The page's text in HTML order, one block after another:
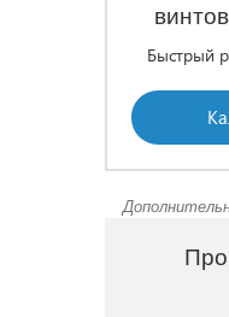
Быстрый